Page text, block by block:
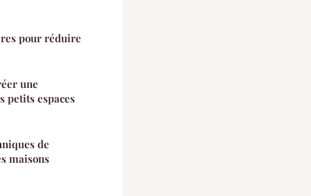
pour réduire
une
petits espaces
de
maisons